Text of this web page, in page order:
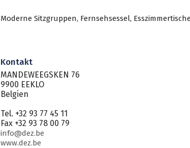
Moderne Sitzgruppen, Fernsehsessel,
Kontakt
MANDEWEEGSKEN 76
9900 EEKLO
Belgien
Tel. +32 93 77 45 11
Fax +32 93 78 00 79
info@dez.be
www.dez.be